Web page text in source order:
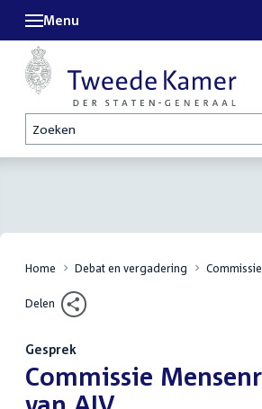
Zoeken
Menu
Home Debat en vergadering
Delen
Gesprek
:Commissie